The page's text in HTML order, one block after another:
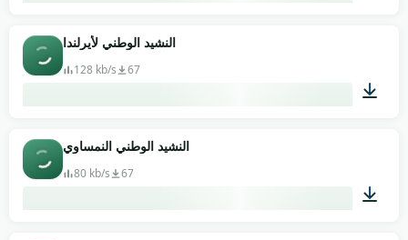
النشيد الوطني لأيرلندا
128 kb/s 67
النشيد الوطني النمساوي
80 kb/s 67